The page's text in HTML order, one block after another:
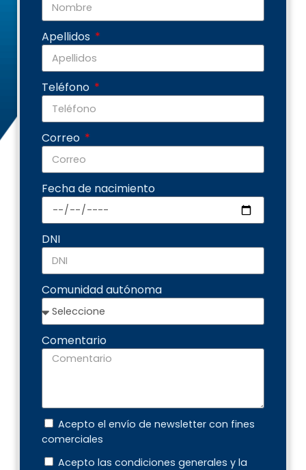
Apellidos
Teléfono
Correo
Fecha de nacimiento
DNI
Comunidad autónoma
Comentario
Acepto el envío de newsletter con fines
comerciales
Acepto las condiciones generales y la